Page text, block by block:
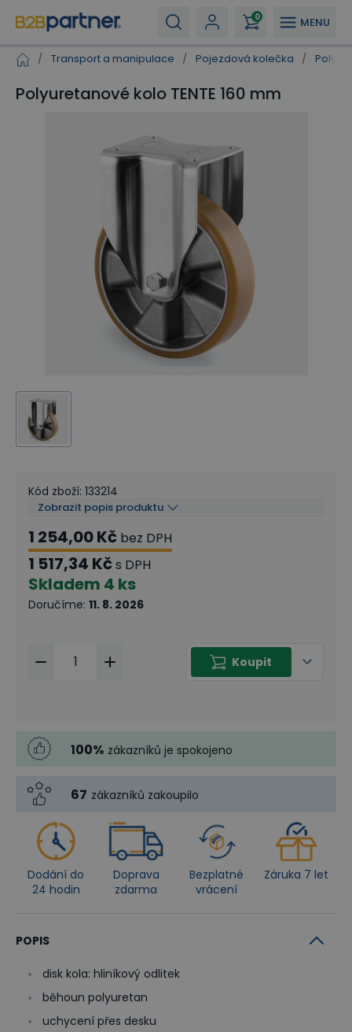
MENU
0
/ Transport a manipulace / Pojezdová kolečka /
Polyuretanové kolo TENTE 160 mm
Kód zboží: 133214
Zobrazit popis produktu
1 254,00 Kč bez DPH
1 517,34 Kčs DPH
Skladem 4 ks
Doručíme: 11. 8. 2026
Koupit
100% zákazníků je spokojeno
67 zákazníků zakoupilo
Dodání do
24 hodin
Doprava
zdarma
Bezplatné
vrácení
Záruka 7 let
POPIS
disk kola: hliníkový odlitek
běhoun polyuretan
uchycení přes desku